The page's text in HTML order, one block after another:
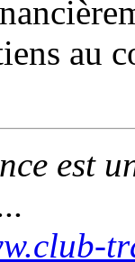
au
est